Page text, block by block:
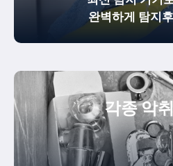
완벽하게 탐지
각종 악